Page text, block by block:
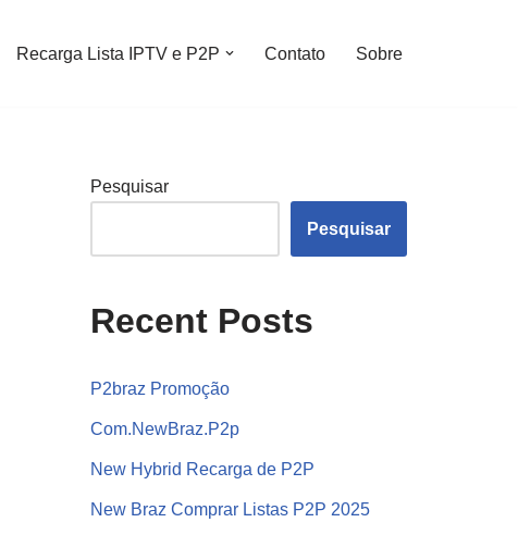
Recarga Lista IPTV e P2P Contato Sobre
Pesquisar
Pesquisar
Recent Posts
P2braz Promoção
Com.NewBraz.P2p
New Hybrid Recarga de P2P
New Braz Comprar Listas P2P 2025